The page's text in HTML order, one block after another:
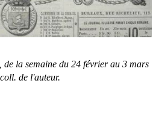
la semaine du 24 février au 3 mars
de l'auteur.